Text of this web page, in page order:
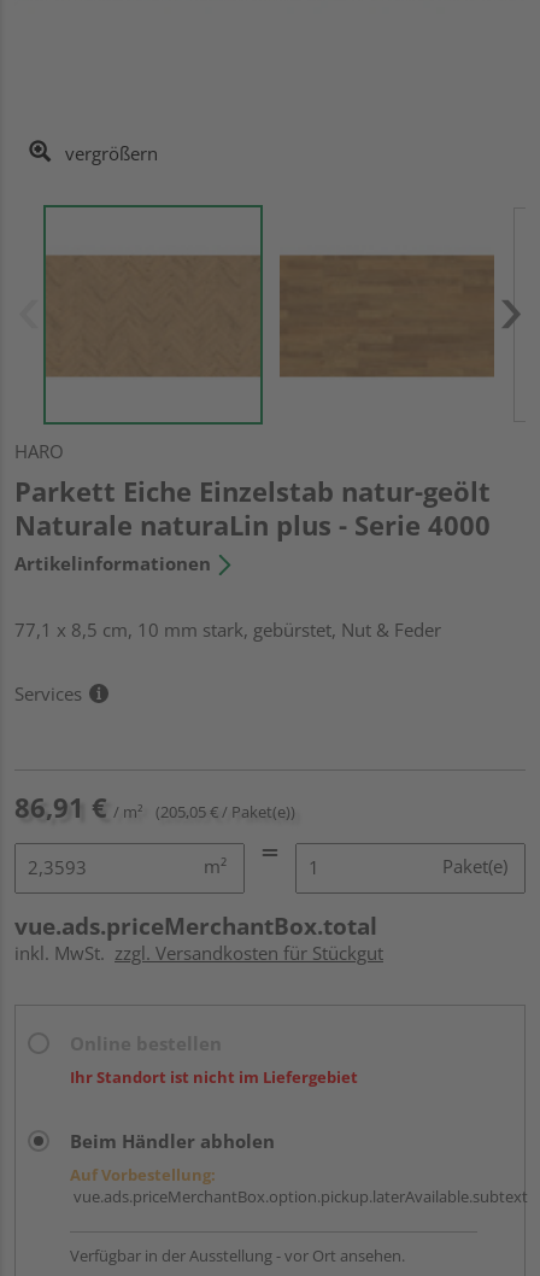
vergrößern
HARO
Parkett Eiche Einzelstab natur-geölt
Naturale naturaLin plus - Serie 4000
Artikelinformationen
77,1 x 8,5 cm, 10 mm stark, gebürstet, Nut & Feder
Services
86,91 € / m² (205,05 € / Paket(e))
m² Paket(e)
vue.ads.priceMerchantBox.total
inkl. MwSt. zzgl. Versandkosten für Stückgut
Ihr Standort ist nicht im Liefergebiet
Beim Händler abholen
Auf Vorbestellung:
vue.ads.priceMerchantBox.option.pickup.laterAvailable.subtext
Verfügbar in der Ausstellung - vor Ort ansehen.